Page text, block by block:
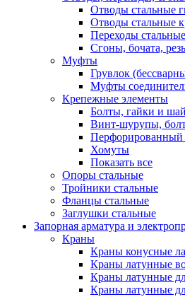
Отводы стальные
Отводы стальные
Переходы стальные
Сгоны, бочата,
Муфты
Грувлок
Муфты
Крепежные элементы
Болты, гайки и
Винт-шурупы,
Перфорированный
Хомуты
Показать все
Опоры стальные
Тройники стальные
Фланцы стальные
Заглушки стальные
Запорная арматура и
Краны
Краны конусные
Краны латунные
Краны латунные
Краны латунные